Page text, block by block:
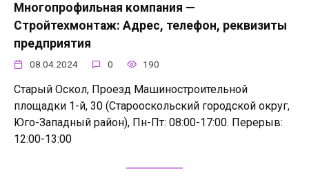
Многопрофильная компания —
Стройтехмонтаж: Адрес, телефон, реквизиты
предприятия
08.04.2024 0 190
Старый Оскол, Проезд Машиностроительной
площадки 1-й, 30 (Старооскольский городской округ,
Юго-Западный район), Пн-Пт: 08:00-17:00. Перерыв:
12:00-13:00